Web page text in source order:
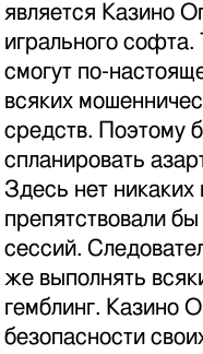
является Казино
игрального
смогут по-
всяких
средств. Поэтому
спланировать
Здесь нет
препятствовали
сессий.
же выполнять
гемблинг. Казино
безопасности